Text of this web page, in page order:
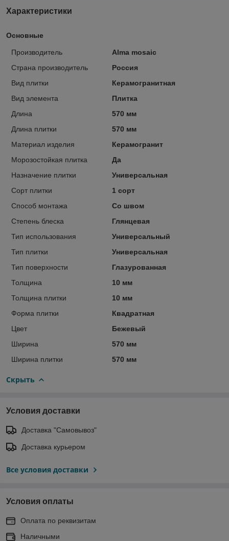
Характеристики
Основные
Производитель
Alma mosaic
Страна производитель
Россия
Вид плитки
Керамогранитная
Вид элемента
Плитка
Длина
570 мм
Длина плитки
570 мм
Материал изделия
Керамогранит
Морозостойкая плитка
Да
Назначение плитки
Универсальная
Сорт плитки
1 сорт
Способ монтажа
Со швом
Степень блеска
Глянцевая
Тип использования
Универсальный
Тип плитки
Универсальная
Тип поверхности
Глазурованная
Толщина
10 мм
Толщина плитки
10 мм
Форма плитки
Квадратная
Цвет
Бежевый
Ширина
570 мм
Ширина плитки
570 мм
Скрыть
Условия доставки
Доставка "Самовывоз"
Доставка курьером
Все условия доставки
Условия оплаты
Оплата по реквизитам
Наличными